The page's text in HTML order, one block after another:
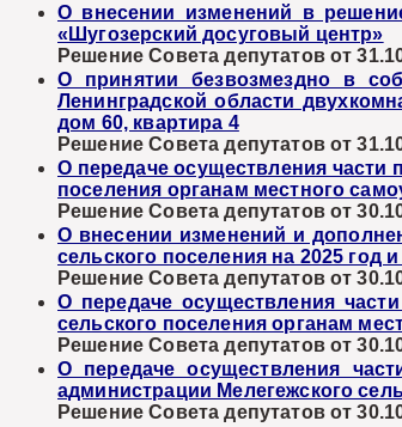
О внесении изменений в
«Шугозерский досуговый центр»
Решение Совета депутатов от
О принятии безвозмездно в
Ленинградской области
дом 60, квартира 4
Решение Совета депутатов от
О передаче осуществления части
поселения органам местного
Решение Совета депутатов от
О внесении изменений и
сельского поселения на 2025 год
Решение Совета депутатов от
О передаче осуществления
сельского поселения органам
Решение Совета депутатов от
О передаче осуществления
администрации Мелегежского
Решение Совета депутатов от